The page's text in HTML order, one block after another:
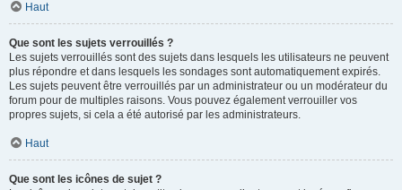
Haut
Que sont les sujets verrouillés ?
Les sujets verrouillés sont des sujets dans lesquels les utilisateurs ne peuvent
plus répondre et dans lesquels les sondages sont automatiquement expirés.
Les sujets peuvent être verrouillés par un administrateur ou un modérateur du
forum pour de multiples raisons. Vous pouvez également verrouiller vos
propres sujets, si cela a été autorisé par les administrateurs.
Haut
Que sont les icônes de sujet ?